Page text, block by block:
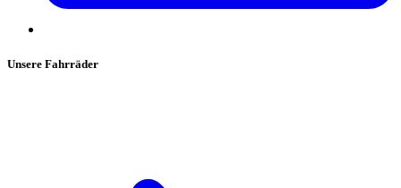
Unsere Fahrräder